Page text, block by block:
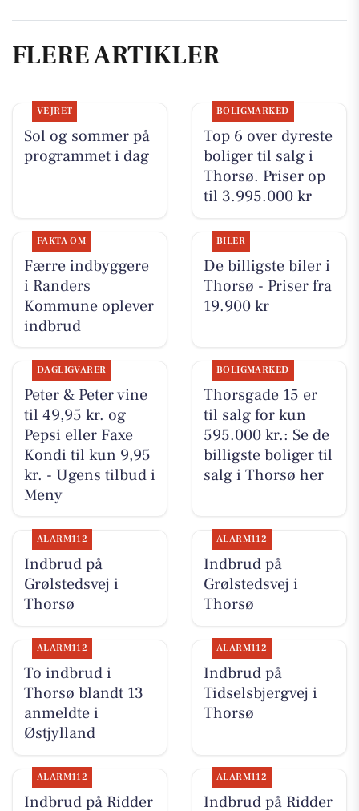
FLERE ARTIKLER
VEJRET
Sol og sommer på
programmet i dag
BOLIGMARKED
Top 6 over dyreste
boliger til salg i
Thorsø. Priser op
til 3.995.000 kr
FAKTA OM
Færre indbyggere
i Randers
Kommune oplever
indbrud
BILER
De billigste biler i
Thorsø - Priser fra
19.900 kr
DAGLIGVARER
Peter & Peter vine
til 49,95 kr. og
Pepsi eller Faxe
Kondi til kun 9,95
kr. - Ugens tilbud i
Meny
BOLIGMARKED
Thorsgade 15 er
til salg for kun
595.000 kr.: Se de
billigste boliger til
salg i Thorsø her
ALARM112
Indbrud på
Grølstedsvej i
Thorsø
ALARM112
Indbrud på
Grølstedsvej i
Thorsø
ALARM112
To indbrud i
Thorsø blandt 13
anmeldte i
Østjylland
ALARM112
Indbrud på
Tidselsbjergvej i
Thorsø
ALARM112
Indbrud på Ridder
ALARM112
Indbrud på Ridder